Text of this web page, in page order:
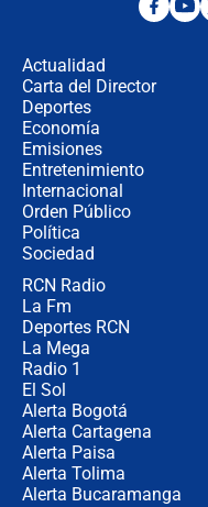
Actualidad
Carta del Director
Deportes
Economía
Emisiones
Entretenimiento
Internacional
Orden Público
Política
Sociedad
RCN Radio
La Fm
Deportes RCN
La Mega
Radio 1
El Sol
Alerta Bogotá
Alerta Cartagena
Alerta Paisa
Alerta Tolima
Alerta Bucaramanga